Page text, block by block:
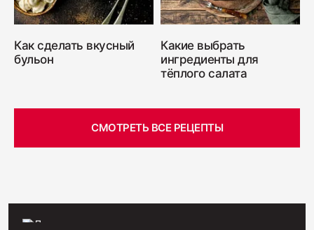
Как сделать вкусный
бульон
Какие выбрать
ингредиенты для
тёплого салата
СМОТРЕТЬ ВСЕ РЕЦЕПТЫ